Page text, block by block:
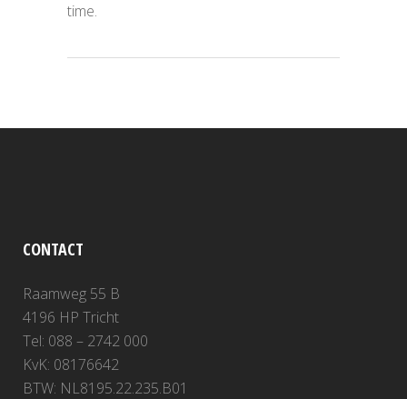
time.
CONTACT
Raamweg 55 B
4196 HP Tricht
Tel: 088 – 2742 000
KvK: 08176642
BTW: NL8195.22.235.B01